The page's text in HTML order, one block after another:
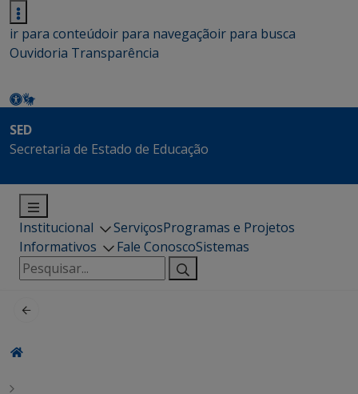
ir para conteúdoir para navegaçãoir para busca
Ouvidoria Transparência
SED
Secretaria de Estado de Educação
Institucional ServiçosProgramas e Projetos
Informativos
Fale ConoscoSistemas
Pesquisar
por: